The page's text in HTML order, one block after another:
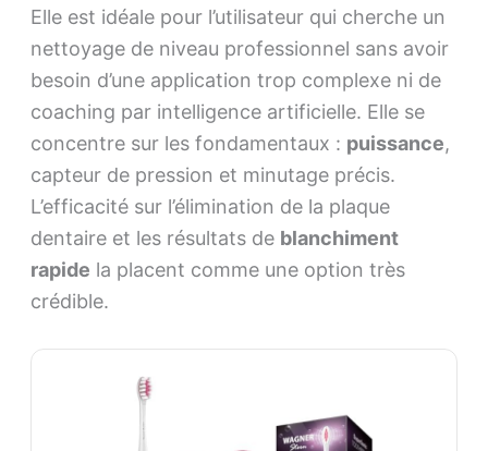
Elle est idéale pour l’utilisateur qui cherche un
nettoyage de niveau professionnel sans avoir
besoin d’une application trop complexe ni de
coaching par intelligence artificielle. Elle se
concentre sur les fondamentaux : puissance,
capteur de pression et minutage précis.
L’efficacité sur l’élimination de la plaque
dentaire et les résultats de blanchiment
rapide la placent comme une option très
crédible.